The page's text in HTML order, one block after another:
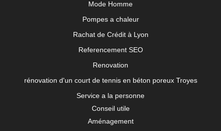
Mode Homme
Pompes a chaleur
Rachat de Crédit à Lyon
Referencement SEO
Renovation
rénovation d'un court de tennis en béton poreux Troyes
Service a la personne
Conseil utile
Aménagement